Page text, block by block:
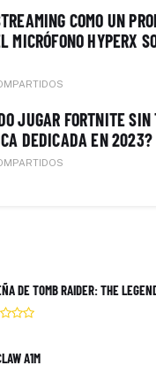
COMO UN
MICRÓFONO HYPERX
JUGAR FORTNITE
DEDICADA EN 2023?
DE TOMB RAIDER: THE
A1M